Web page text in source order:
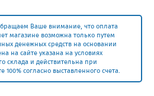
Ваше внимание, что оплата
магазине возможна только путем
денежных средств на основании
на сайте указана на условиях
склада и действительна при
100% согласно выставленного счета.